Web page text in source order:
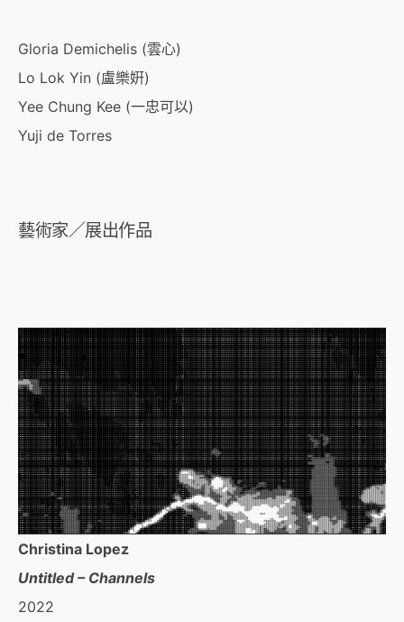
Gloria Demichelis (雲心)
Lo Lok Yin (盧樂姸)
Yee Chung Kee (一忠可以)
Yuji de Torres
藝術家／展出作品
Christina Lopez
Untitled – Channels
2022